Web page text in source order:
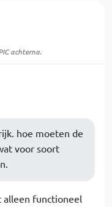
achterna.
hoe moeten de
voor soort
alleen functioneel